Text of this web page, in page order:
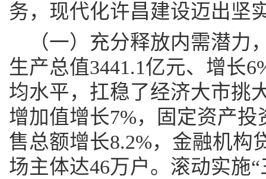
务，现代化许昌建设迈出坚
（一）充分释放内需潜
生产总值3441.1亿元、增长
均水平，扛稳了经济大市挑
增加值增长7%，固定资产
售总额增长8.2%，金融机构
场主体达46万户。滚动实施